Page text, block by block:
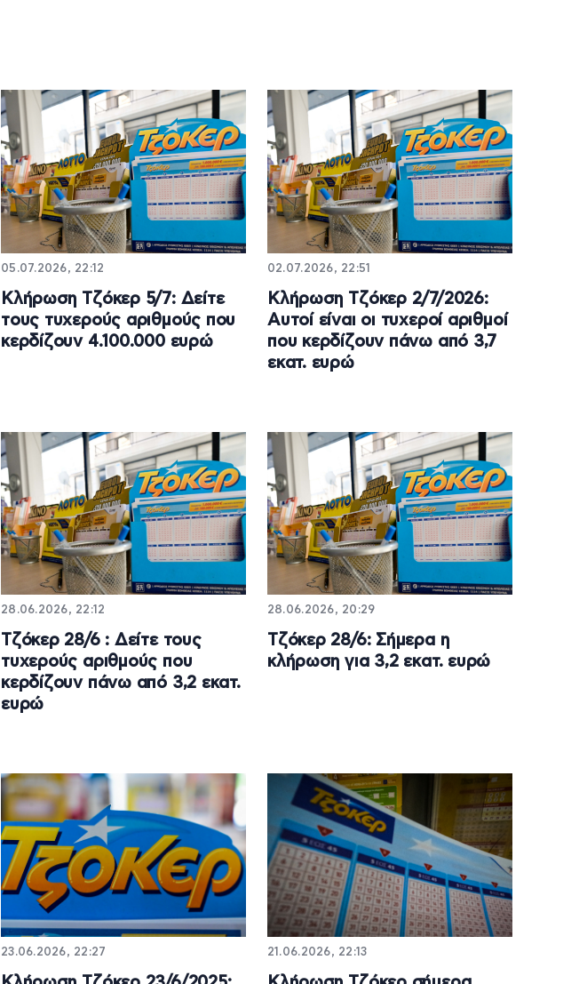
05.07.2026, 22:12
Κλήρωση Τζόκερ 5/7: Δείτε
τους τυχερούς αριθμούς που
κερδίζουν 4.100.000 ευρώ
02.07.2026, 22:51
Κλήρωση Τζόκερ 2/7/2026:
Αυτοί είναι οι τυχεροί αριθμοί
που κερδίζουν πάνω από 3,7
εκατ. ευρώ
28.06.2026, 22:12
Τζόκερ 28/6 : Δείτε τους
τυχερούς αριθμούς που
κερδίζουν πάνω από 3,2 εκατ.
ευρώ
28.06.2026, 20:29
Τζόκερ 28/6: Σήμερα η
κλήρωση για 3,2 εκατ. ευρώ
23.06.2026, 22:27 21.06.2026, 22:13